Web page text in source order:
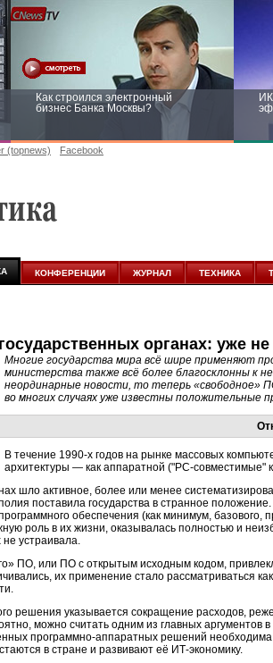
Как строился электронный
бизнес Банка Москвы?
(topnews) Facebook
КОНФЕРЕНЦИИ ЖУРНАЛ ТЕХНИКА
органах: уже не
Многие государства мира всё шире применяют
министерства также всё более благосклонны к
неординарные новости, то теперь «свободное»
во многих случаях уже известны положительные
В течение 1990-х годов на рынке массовых
архитектуры — как аппаратной ("PC-
шло активное, более или менее
поставила государства в странное
обеспечения (как минимум, базового,
роль в их жизни, оказывалась полностью и
устраивала.
ПО, или ПО с открытым исходным кодом,
их применение стало рассматриваться
решения указывается сокращение расходов,
можно считать одним из главных
программно-аппаратных решений необходима
в стране и развивают её ИТ-экономику.